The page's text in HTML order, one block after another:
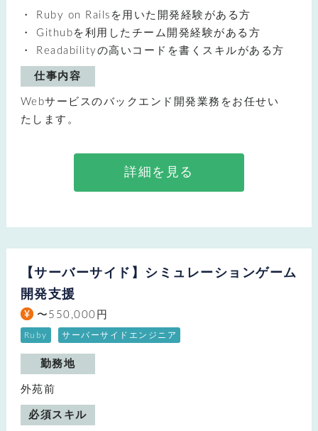
Ruby on Railsを用いた開発経験がある方
Githubを利用したチーム開発経験がある方
Readabilityの高いコードを書くスキルがある方
仕事内容
Webサービスのバックエンド開発業務をお任せい
たします。
詳細を見る
【サーバーサイド】シミュレーションゲーム
開発支援
〜550,000円
Ruby サーバーサイドエンジニア
勤務地
外苑前
必須スキル